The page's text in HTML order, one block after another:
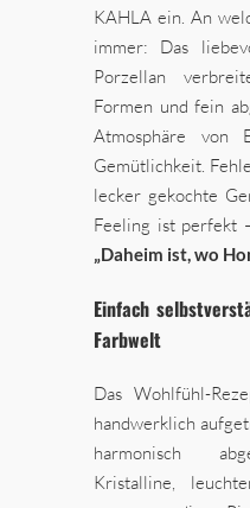
KAHLA ein. An
immer: Das
Porzellan
Formen und fein
Atmosphäre von
Gemütlichkeit.
lecker gekochte
Feeling ist perfekt
„Daheim ist, wo
Einfach
Farbwelt
Das Wohlfühl-
handwerklich
harmonisch
Kristalline,